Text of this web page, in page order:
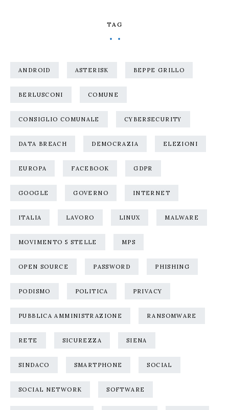
TAG
ANDROID ASTERISK BEPPE GRILLO
BERLUSCONI COMUNE
CONSIGLIO COMUNALE CYBERSECURITY
DATA BREACH DEMOCRAZIA ELEZIONI
EUROPA FACEBOOK GDPR
GOOGLE GOVERNO INTERNET
ITALIA LAVORO LINUX MALWARE
MOVIMENTO 5 STELLE MPS
OPEN SOURCE PASSWORD PHISHING
PODISMO POLITICA PRIVACY
PUBBLICA AMMINISTRAZIONE RANSOMWARE
RETE SICUREZZA SIENA
SINDACO SMARTPHONE SOCIAL
SOCIAL NETWORK SOFTWARE